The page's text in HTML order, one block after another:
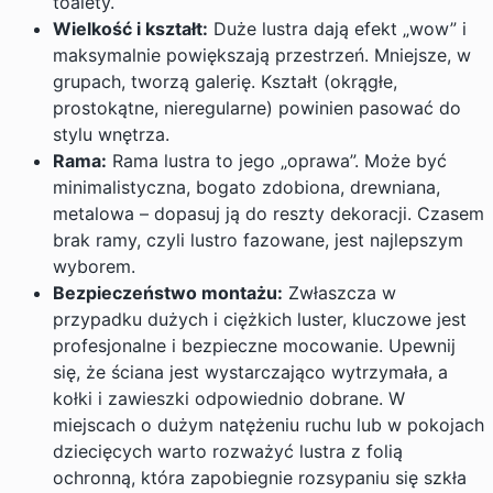
Wielkość i kształt: Duże lustra dają efekt „wow” i
maksymalnie powiększają przestrzeń. Mniejsze, w
grupach, tworzą galerię. Kształt (okrągłe,
prostokątne, nieregularne) powinien pasować do
stylu wnętrza.
Rama: Rama lustra to jego „oprawa”. Może być
minimalistyczna, bogato zdobiona, drewniana,
metalowa – dopasuj ją do reszty dekoracji. Czasem
brak ramy, czyli lustro fazowane, jest najlepszym
wyborem.
Bezpieczeństwo montażu: Zwłaszcza w
przypadku dużych i ciężkich luster, kluczowe jest
profesjonalne i bezpieczne mocowanie. Upewnij
się, że ściana jest wystarczająco wytrzymała, a
kołki i zawieszki odpowiednio dobrane. W
miejscach o dużym natężeniu ruchu lub w pokojach
dziecięcych warto rozważyć lustra z folią
ochronną, która zapobiegnie rozsypaniu się szkła